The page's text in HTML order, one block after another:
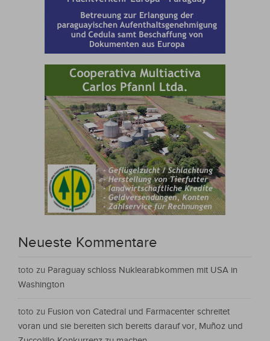
Neueste Kommentare
toto zu Paraguay schloss Nuklearabkommen mit USA in
Washington
toto zu Fusion von Catedral und Farmacenter schreitet
voran und sie bereiten sich bereits darauf vor, Muñoz und